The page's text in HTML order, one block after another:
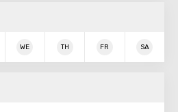
WE TH FR SA